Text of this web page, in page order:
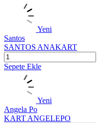
Yeni
Santos
SANTOS ANAKART
Sepete Ekle
Yeni
Angela Po
KART ANGELEPO